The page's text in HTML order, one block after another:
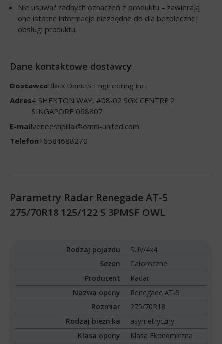
Nie usuwać żadnych oznaczeń z produktu – zawierają
one istotne informacje niezbędne do dla bezpiecznej
obsługi produktu.
Dane kontaktowe dostawcy
DostawcaBlack Donuts Engineering inc.
Adres4 SHENTON WAY, #08-02 SGX CENTRE 2
SINGAPORE 068807
E-mailveneeshpillai@omni-united.com
Telefon+6584688270
Parametry Radar Renegade AT-5
275/70R18 125/122 S 3PMSF OWL
Rodzaj pojazdu
SUV/4x4
Sezon
Całoroczne
Producent
Radar
Nazwa opony
Renegade AT-5
Rozmiar
275/70R18
Rodzaj bieżnika
asymetryczny
Klasa opony
Klasa Ekonomiczna